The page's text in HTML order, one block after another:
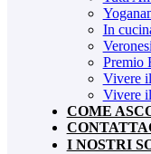
In
Premio
Vivere
Vivere
COME
I NOSTRI